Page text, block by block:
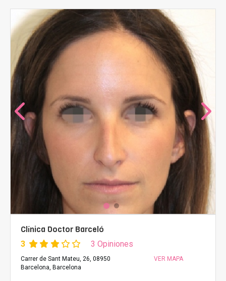
Clínica Doctor Barceló
3 3 Opiniones
Carrer de Sant Mateu, 26, 08950
Barcelona, Barcelona
VER MAPA